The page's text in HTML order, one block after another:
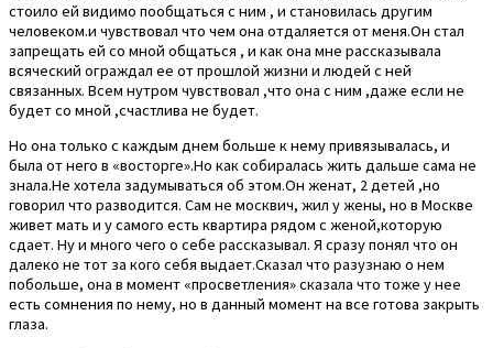
стоило ей видимо пообщаться с ним , и становилась другим
человеком.и чувствовал что чем она отдаляется от меня.Он стал
запрещать ей со мной общаться , и как она мне рассказывала
всяческий ограждал ее от прошлой жизни и людей с ней
связанных. Всем нутром чувствовал ,что она с ним ,даже если не
будет со мной ,счастлива не будет.
Но она только с каждым днем больше к нему привязывалась, и
была от него в «восторге».Но как собиралась жить дальше сама не
знала.Не хотела задумываться об этом.Он женат, 2 детей ,но
говорил что разводится. Сам не москвич, жил у жены, но в Москве
живет мать и у самого есть квартира рядом с женой,которую
сдает. Ну и много чего о себе рассказывал. Я сразу понял что он
далеко не тот за кого себя выдает.Сказал что разузнаю о нем
побольше, она в момент «просветления» сказала что тоже у нее
есть сомнения по нему, но в данный момент на все готова закрыть
глаза.